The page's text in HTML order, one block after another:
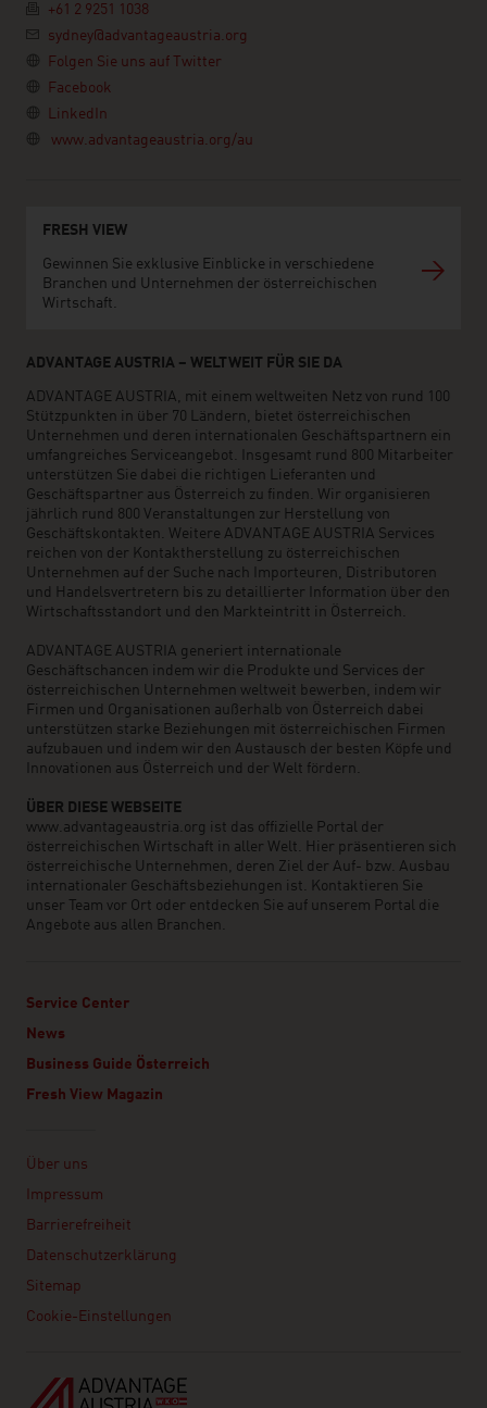
+61 2 9251 1038
sydney@advantageaustria.org
Folgen Sie uns auf Twitter
Facebook
LinkedIn
www.advantageaustria.org/au
FRESH VIEW
Gewinnen Sie exklusive Einblicke in verschiedene
Branchen und Unternehmen der österreichischen
Wirtschaft.
ADVANTAGE AUSTRIA – WELTWEIT FÜR SIE DA
ADVANTAGE AUSTRIA, mit einem weltweiten Netz von rund 100
Stützpunkten in über 70 Ländern, bietet österreichischen
Unternehmen und deren internationalen Geschäftspartnern ein
umfangreiches Serviceangebot. Insgesamt rund 800 Mitarbeiter
unterstützen Sie dabei die richtigen Lieferanten und
Geschäftspartner aus Österreich zu finden. Wir organisieren
jährlich rund 800 Veranstaltungen zur Herstellung von
Geschäftskontakten. Weitere ADVANTAGE AUSTRIA Services
reichen von der Kontaktherstellung zu österreichischen
Unternehmen auf der Suche nach Importeuren, Distributoren
und Handelsvertretern bis zu detaillierter Information über den
Wirtschaftsstandort und den Markteintritt in Österreich.
ADVANTAGE AUSTRIA generiert internationale
Geschäftschancen indem wir die Produkte und Services der
österreichischen Unternehmen weltweit bewerben, indem wir
Firmen und Organisationen außerhalb von Österreich dabei
unterstützen starke Beziehungen mit österreichischen Firmen
aufzubauen und indem wir den Austausch der besten Köpfe und
Innovationen aus Österreich und der Welt fördern.
ÜBER DIESE WEBSEITE
www.advantageaustria.org ist das offizielle Portal der
österreichischen Wirtschaft in aller Welt. Hier präsentieren sich
österreichische Unternehmen, deren Ziel der Auf- bzw. Ausbau
internationaler Geschäftsbeziehungen ist. Kontaktieren Sie
unser Team vor Ort oder entdecken Sie auf unserem Portal die
Angebote aus allen Branchen.
Service Center
News
Business Guide Österreich
Fresh View Magazin
Über uns
Impressum
Barrierefreiheit
Datenschutzerklärung
Sitemap
Cookie-Einstellungen